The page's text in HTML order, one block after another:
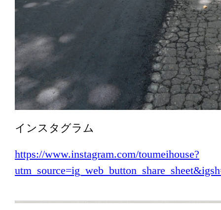
インスタグラム
https://www.instagram.com/toumeihouse?